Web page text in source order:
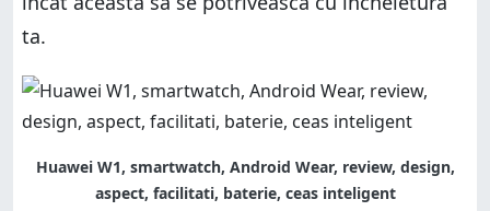
ta.
Huawei W1, smartwatch, Android Wear, review, design,
aspect, facilitati, baterie, ceas inteligent